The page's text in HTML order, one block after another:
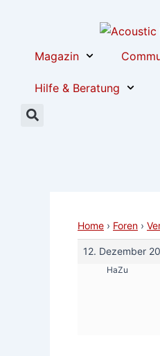
Magazin
Hilfe & Beratung
Home › Foren ›
12. Dezember
HaZu
navigation